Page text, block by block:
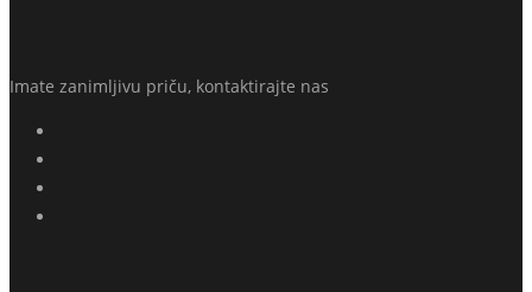
Imate zanimljivu priču, kontaktirajte nas